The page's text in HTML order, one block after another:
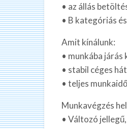
• az állás
• B kategóriás
Amit kínálunk:
• munkába
• stabil céges
• teljes
Munkavégzés
• Változó